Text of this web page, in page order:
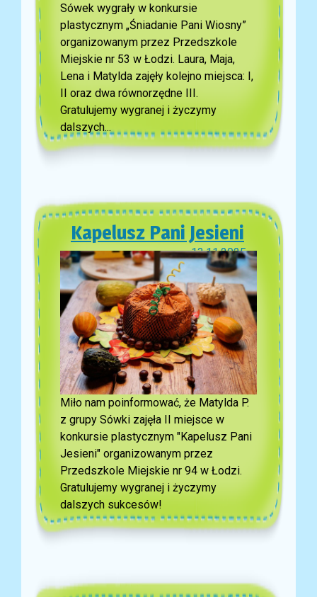
Sówek wygrały w konkursie
plastycznym „Śniadanie Pani Wiosny”
organizowanym przez Przedszkole
Miejskie nr 53 w Łodzi. Laura, Maja,
Lena i Matylda zajęły kolejno miejsca: I,
II oraz dwa równorzędne III.
Gratulujemy wygranej i życzymy
dalszych...
Kapelusz Pani Jesieni
13.11.2025
Miło nam poinformować, że Matylda P.
z grupy Sówki zajęła II miejsce w
konkursie plastycznym "Kapelusz Pani
Jesieni" organizowanym przez
Przedszkole Miejskie nr 94 w Łodzi.
Gratulujemy wygranej i życzymy
dalszych sukcesów!